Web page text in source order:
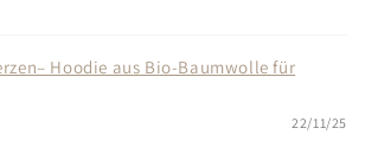
Hoodie aus Bio-Baumwolle für
22/11/25